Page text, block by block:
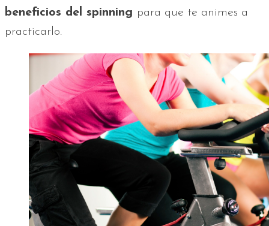
beneficios del spinning para que te animes a
practicarlo.